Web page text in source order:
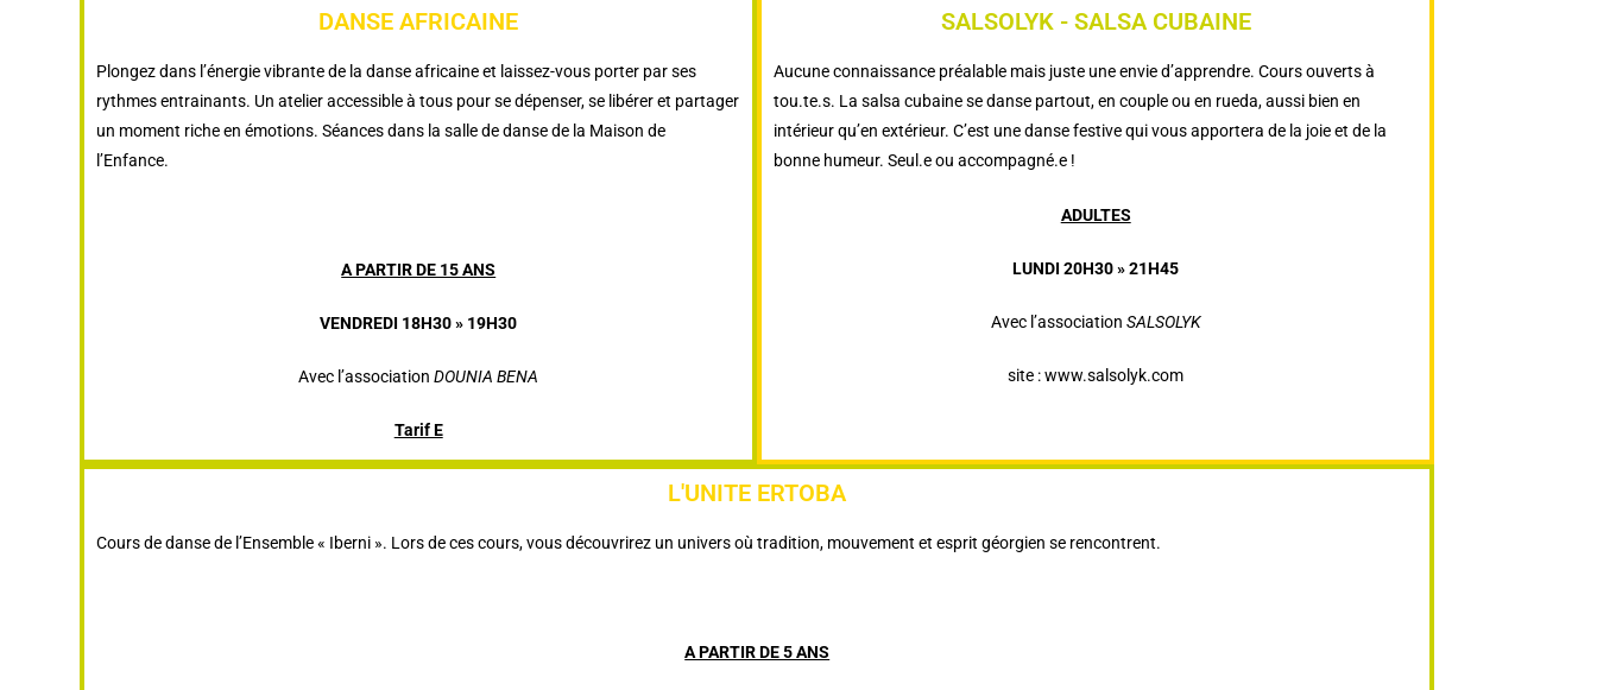
DANSE AFRICAINE
Plongez dans l’énergie vibrante de la danse africaine et laissez-vous porter par ses
rythmes entrainants. Un atelier accessible à tous pour se dépenser, se libérer et partager
un moment riche en émotions. Séances dans la salle de danse de la Maison de
l’Enfance.
A PARTIR DE 15 ANS
VENDREDI 18H30 » 19H30
Avec l’associationDOUNIA BENA
Tarif E
SALSOLYK - SALSA CUBAINE
Aucune connaissance préalable mais juste une envie d’apprendre. Cours ouverts à
tou.te.s. La salsa cubaine se danse partout, en couple ou en rueda, aussi bien en
intérieur qu’en extérieur. C’est une danse festive qui vous apportera de la joie et de la
bonne humeur. Seul.e ou accompagné.e !
ADULTES
LUNDI 20H30 » 21H45
Avec l’association SALSOLYK
site : www.salsolyk.com
L'UNITE ERTOBA
Cours de danse de l’Ensemble « Iberni ». Lors de ces cours, vous découvrirez un univers où tradition, mouvement et esprit géorgien se rencontrent.
A PARTIR DE 5 ANS